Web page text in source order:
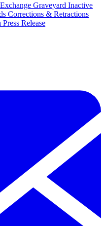
Exchange Graveyard Inactive
Corrections & Retractions
Press Release